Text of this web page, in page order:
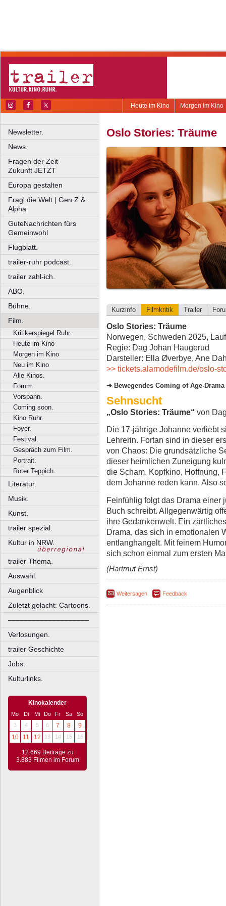
Morgen im Kino
Heute im Kino
Newsletter.
News.
Fragen der Zeit
Zukunft JETZT
Europa gestalten
Frag' die Welt | Gen Z &
Alpha
GuteNachrichten fürs
Gemeinwohl
Flugblatt.
trailer-ruhr podcast.
trailer zahl-ich.
ABO.
Bühne.
Film.
Kritikerspiegel Ruhr.
Heute im Kino
Morgen im Kino
Neu im Kino
Alle Kinos.
Forum.
Vorspann.
Coming soon.
Kino.Ruhr.
Foyer.
Festival.
Gespräch zum Film.
Portrait.
Roter Teppich.
Literatur.
Musik.
Kunst.
trailer spezial.
Kultur in NRW.
trailer Thema.
Auswahl.
Augenblick
Zuletzt gelacht: Cartoons.
––––––––––––––––––––
Verlosungen.
trailer Geschichte
Jobs.
Kulturlinks.
Kinokalender
Mo Di Mi Do Fr Sa
So
3
4 5 6 7 8
9
10
11 12 13 14 15 16
12.669 Beiträge zu
3.883 Filmen im Forum
Oslo Stories: Träume
Kurzinfo Filmkritik Trailer
Oslo Stories: Träume
Norwegen, Schweden 2025,
Regie: Dag Johan Haugerud
Darsteller: Ella Øverbye, Ane
>> tickets.alamodefilm.de/oslo-
Bewegendes Coming of Age-
Sehnsucht
„Oslo Stories: Träume“ von
Die 17-jährige Johanne verliebt
Lehrerin. Fortan sind in dieser
von Chaos: Die grundsätzliche
dieser heimlichen Zuneigung
die Scham. Kopfkino, Hoffnung,
dem Johanne reden kann. Also
Feinfühlig folgt das Drama einer
Buch schreibt. Allgegenwärtig
ihre Gedankenwelt. Ein
Drama, das sich in emotionalen
entlanghangelt. Mit feinem
sich schon einmal zum ersten
(Hartmut Ernst)
Weitersagen Feedback